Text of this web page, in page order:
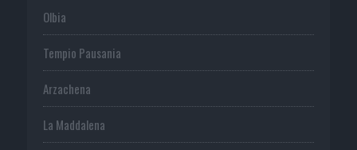
Olbia
Tempio Pausania
Arzachena
La Maddalena